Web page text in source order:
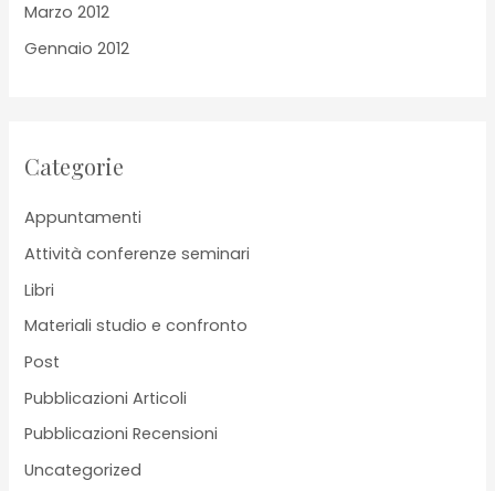
Marzo 2012
Gennaio 2012
Categorie
Appuntamenti
Attività conferenze seminari
Libri
Materiali studio e confronto
Post
Pubblicazioni Articoli
Pubblicazioni Recensioni
Uncategorized